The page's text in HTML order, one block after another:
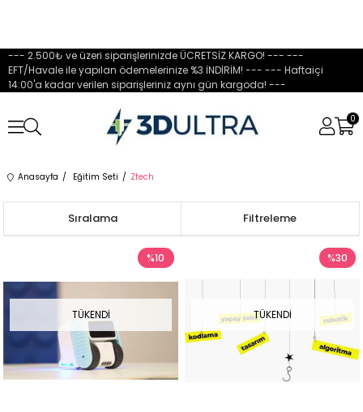
--- 2.500₺ ve üzeri siparişlerinizde ÜCRETSİZ KARGO! --- ---
EFT/Havale ile yapılan ödemelerinize %3 İNDİRİM! --- --- Haftaiçi
14:00'a kadar verilen siparişleriniz aynı gün kargoda! ---
0
Anasayfa Eğitim Seti Ztech
Filtreleme
Sıralama
TÜKENDI
%10
TÜKENDI
%30